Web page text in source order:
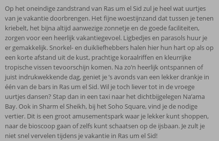
Op het oneindige zandstrand van Ras um el Sid zul je heel wat uurtjes
van je vakantie doorbrengen. Het fijne woestijnzand dat tussen je tenen
kriebelt, het bijna altijd aanwezige zonnetje en de goede faciliteiten,
zorgen voor een heerlijk vakantiegevoel. Ligbedjes en parasols huur je
er gemakkelijk. Snorkel- en duikliefhebbers halen hier hun hart op als op
een korte afstand uit de kust, prachtige koraalriffen en kleurrijke
tropische vissen tevoorschijn komen. Na zo’n heerlijk ontspannen of
juist indrukwekkende dag, geniet je ’s avonds van een lekker drankje in
één van de bars in Ras um el Sid. Wil je toch liever tot in de vroege
uurtjes dansen? Stap dan in een taxi naar het dichtbijgelegen Na’ama
Bay. Ook in Sharm el Sheikh, bij het Soho Square, vind je de nodige
vertier. Dit is een groot amusementspark waar je lekker kunt shoppen,
naar de bioscoop gaan of zelfs kunt schaatsen op de ijsbaan. Je zult je
niet snel vervelen tijdens je vakantie in Ras um el Sid!